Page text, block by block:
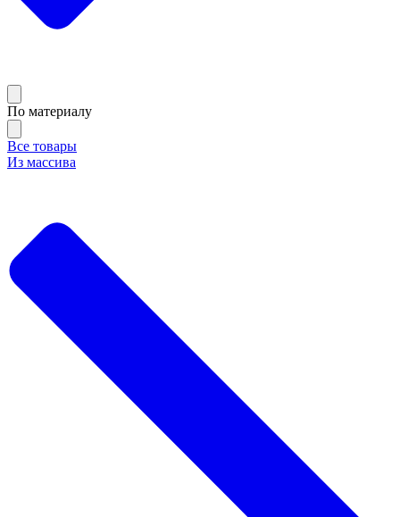
По материалу
Все товары
Из массива